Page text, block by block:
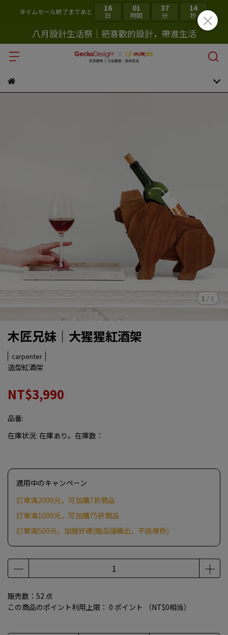
タイムセール終了まであと 16
日
01
時間
37
分
14
秒
八月設計生活祭｜把喜歡的設計，帶進生活
1 / 1
木匠兄妹｜大猩猩紅酒架
carpenter
造型紅酒架
NT$3,990
品番:
在庫状況: 在庫あり。在庫数：
適用中のキャンペーン
訂單滿2000元，可加購7折商品
訂單滿1000元，可加購75折商品
訂單滿500元，加贈好禮(贈品隨機出，不挑樣色)
販売数：52 点
この商品のポイント利用上限： 0 ポイント （NT$0相当）